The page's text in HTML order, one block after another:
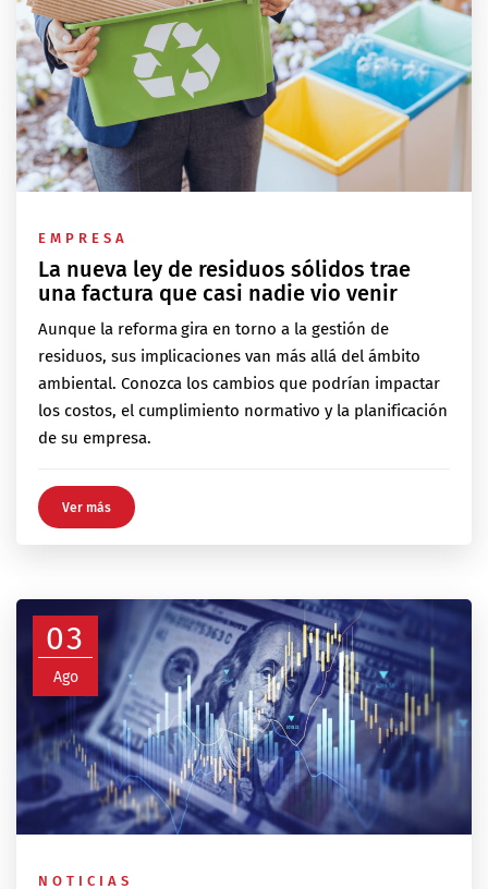
EMPRESA
La nueva ley de residuos sólidos trae
una factura que casi nadie vio venir
Aunque la reforma gira en torno a la gestión de
residuos, sus implicaciones van más allá del ámbito
ambiental. Conozca los cambios que podrían impactar
los costos, el cumplimiento normativo y la planificación
de su empresa.
Ver más
03
Ago
NOTICIAS